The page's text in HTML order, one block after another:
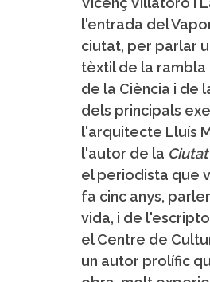
l'entrada del
ciutat, per parlar
tèxtil de la rambla
de la Ciència i de
dels principals
l'arquitecte Lluís
l'autor de la
el periodista que
fa cinc anys,
vida, i de
el Centre de
un autor prolífic